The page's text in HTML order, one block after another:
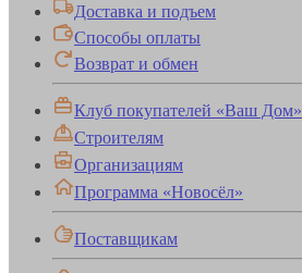
Доставка и подъем
Способы оплаты
Возврат и обмен
Клуб покупателей «Ваш Дом»
Строителям
Организациям
Программа «Новосёл»
Поставщикам